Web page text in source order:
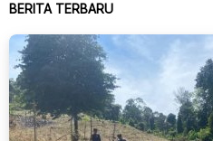
BERITA TERBARU